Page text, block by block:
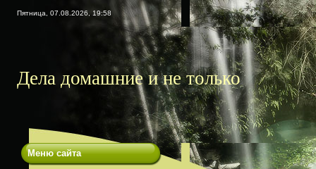
Пятница, 07.08.2026, 19:58
Дела домашние и не только
Меню сайта